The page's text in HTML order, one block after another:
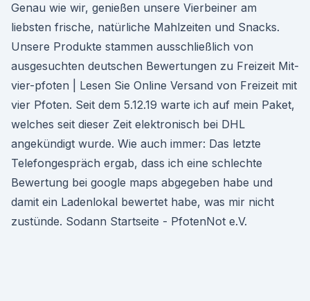
Genau wie wir, genießen unsere Vierbeiner am
liebsten frische, natürliche Mahlzeiten und Snacks.
Unsere Produkte stammen ausschließlich von
ausgesuchten deutschen Bewertungen zu Freizeit Mit-
vier-pfoten | Lesen Sie Online Versand von Freizeit mit
vier Pfoten. Seit dem 5.12.19 warte ich auf mein Paket,
welches seit dieser Zeit elektronisch bei DHL
angekündigt wurde. Wie auch immer: Das letzte
Telefongespräch ergab, dass ich eine schlechte
Bewertung bei google maps abgegeben habe und
damit ein Ladenlokal bewertet habe, was mir nicht
zustünde. Sodann Startseite - PfotenNot e.V.